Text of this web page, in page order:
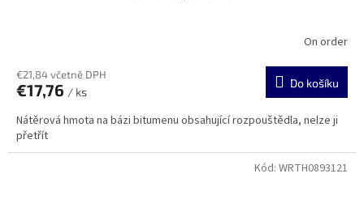
On order
€21,84 včetně DPH
€17,76 / ks
Do košíku
Nátěrová hmota na bázi bitumenu obsahující rozpouštědla, nelze ji
přetřít
Kód: WRTH0893121